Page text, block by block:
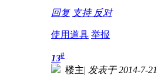
回复 支持 反对
使用道具 举报
13#
楼主| 发表于 2014-7-